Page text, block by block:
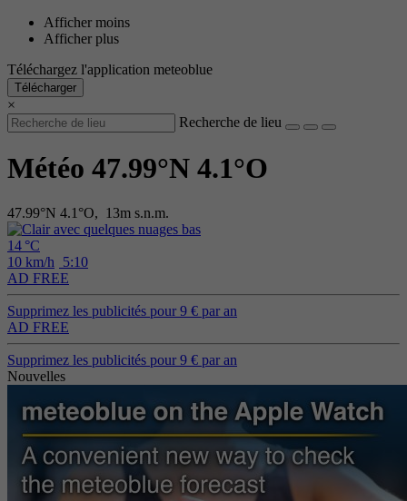
Afficher moins
Afficher plus
Téléchargez l'application meteoblue
Télécharger
×
Recherche de lieu
Météo 47.99°N 4.1°O
47.99°N 4.1°O, 13m s.n.m.
14 °C
10 km/h
5:10
AD FREE
Supprimez les publicités pour 9 € par an
AD FREE
Supprimez les publicités pour 9 € par an
Nouvelles